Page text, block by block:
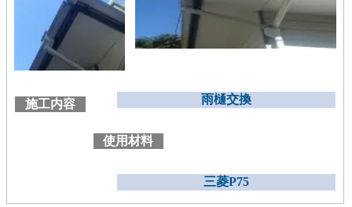
施工内容 雨樋交換
使用材料
三菱P75